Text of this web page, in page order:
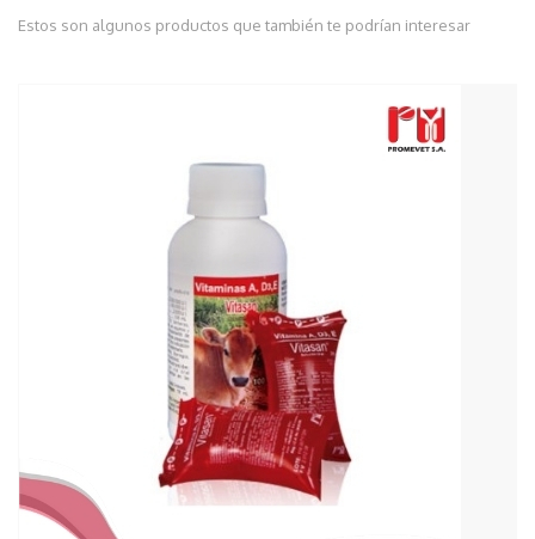
Estos son algunos productos que también te podrían interesar